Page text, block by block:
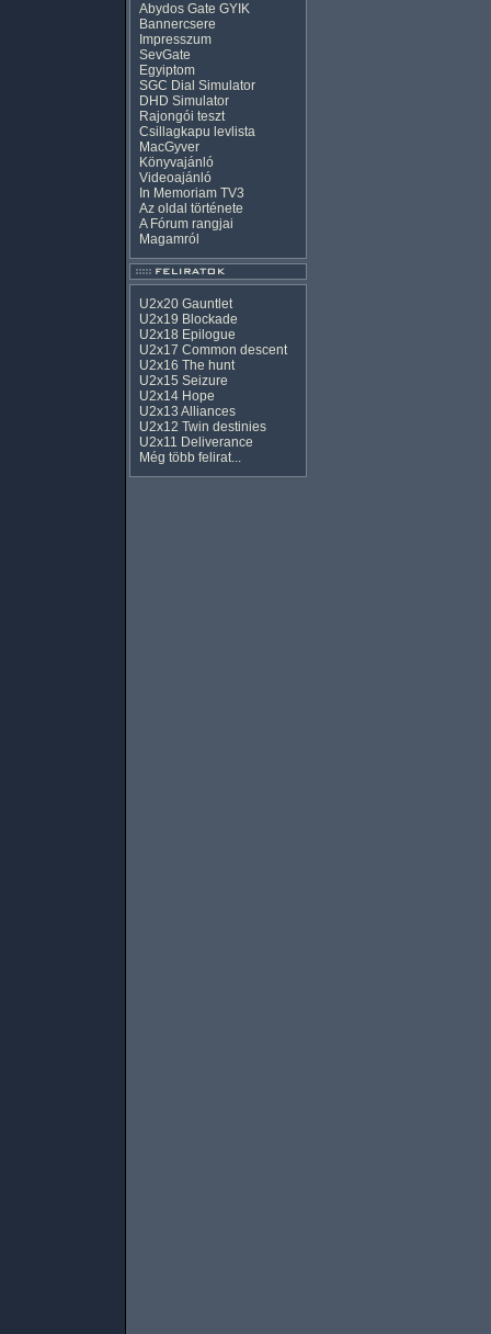
Abydos Gate GYIK
Bannercsere
Impresszum
SevGate
Egyiptom
SGC Dial Simulator
DHD Simulator
Rajongói teszt
Csillagkapu levlista
MacGyver
Könyvajánló
Videoajánló
In Memoriam TV3
Az oldal története
A Fórum rangjai
Magamról
U2x20 Gauntlet
U2x19 Blockade
U2x18 Epilogue
U2x17 Common descent
U2x16 The hunt
U2x15 Seizure
U2x14 Hope
U2x13 Alliances
U2x12 Twin destinies
U2x11 Deliverance
Még több felirat...